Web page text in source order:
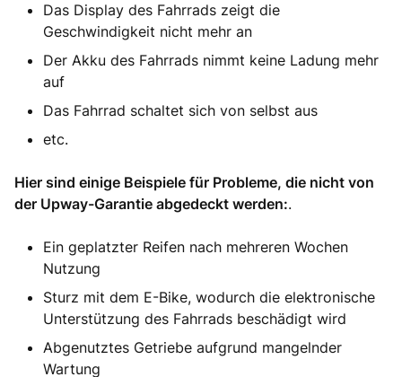
Das Display des Fahrrads zeigt die
Geschwindigkeit nicht mehr an
Der Akku des Fahrrads nimmt keine Ladung mehr
auf
Das Fahrrad schaltet sich von selbst aus
etc.
Hier sind einige Beispiele für Probleme, die nicht von
der Upway-Garantie abgedeckt werden:.
Ein geplatzter Reifen nach mehreren Wochen
Nutzung
Sturz mit dem E-Bike, wodurch die elektronische
Unterstützung des Fahrrads beschädigt wird
Abgenutztes Getriebe aufgrund mangelnder
Wartung